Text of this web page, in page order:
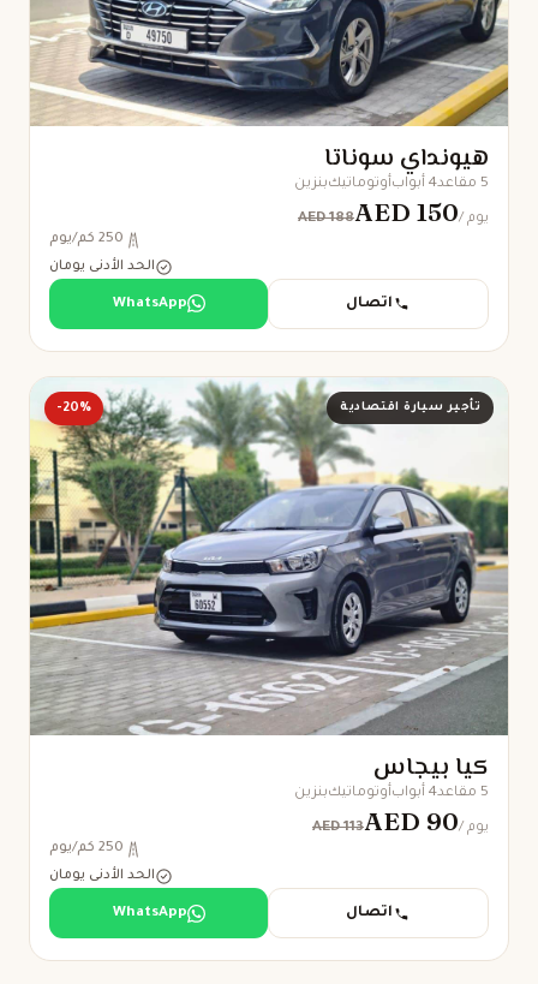
هيونداي سوناتا
5 مقاعد 4 أبواب أوتوماتيكبنزين
AED 188AED 150 / يوم
250 كم/يوم
الحد الأدنى يومان
اتصال WhatsApp
تأجير سيارة اقتصادية -20%
كيا بيجاس
5 مقاعد 4 أبواب أوتوماتيكبنزين
AED 113AED 90 / يوم
250 كم/يوم
الحد الأدنى يومان
اتصال WhatsApp